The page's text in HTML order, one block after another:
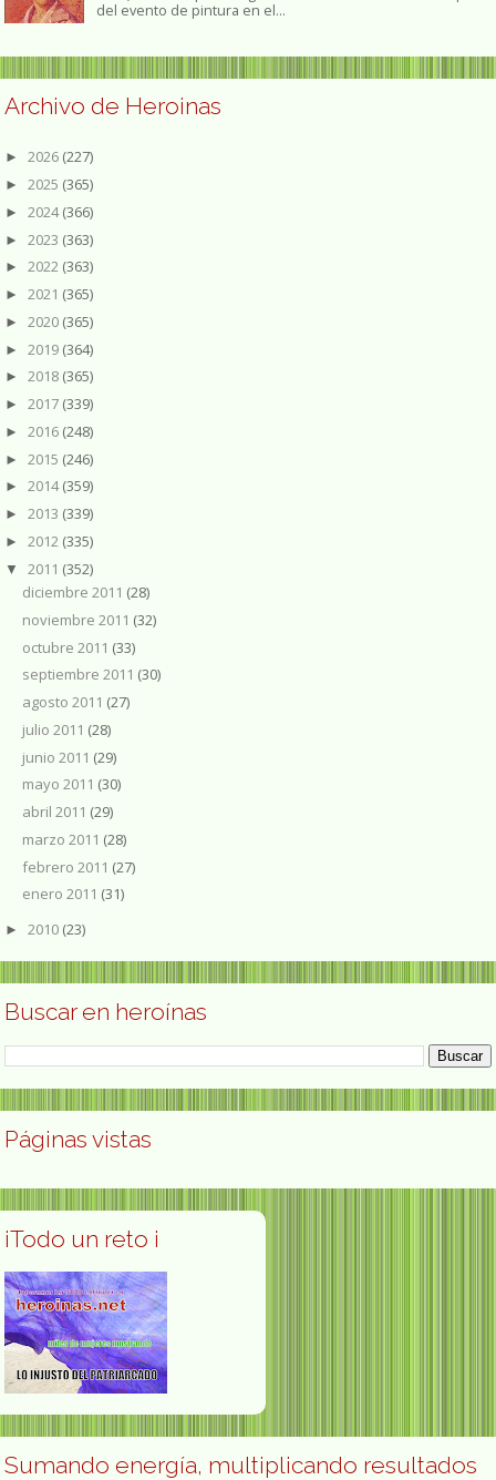
del evento de pintura en el...
Archivo de Heroinas
► 2026 (227)
► 2025 (365)
► 2024(366)
► 2023 (363)
► 2022 (363)
► 2021 (365)
► 2020 (365)
► 2019 (364)
► 2018 (365)
► 2017 (339)
► 2016 (248)
► 2015 (246)
► 2014(359)
► 2013 (339)
► 2012 (335)
▼ 2011 (352)
diciembre 2011 (28)
noviembre 2011 (32)
octubre 2011 (33)
septiembre 2011 (30)
agosto 2011 (27)
julio 2011 (28)
junio 2011 (29)
mayo 2011 (30)
abril 2011 (29)
marzo 2011 (28)
febrero 2011 (27)
enero 2011 (31)
► 2010 (23)
Buscar en heroínas
Páginas vistas
¡Todo un reto ¡
Sumando energía, multiplicando resultados